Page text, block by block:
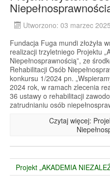
Utworzono: 03 marzec 2025
Fundacja Fuga mundi złożyła
realizacji trzyletniego Projektu
Niepełnosprawnością”, ze
Rehabilitacji Osób
konkursu 1/2024 pn.
2024 rok, w ramach zlecenia
36 ustawy o rehabilitacji
zatrudnianiu osób
Czytaj więcej:
Projekt „AKADEMIA